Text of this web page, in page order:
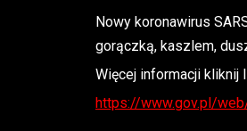
Nowy koronawirus
gorączką, kaszlem,
Więcej informacji kliknij
https://www.gov.pl/